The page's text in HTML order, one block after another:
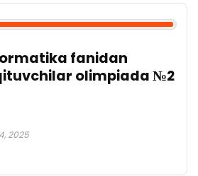
fanidan
olimpiada №2
2025